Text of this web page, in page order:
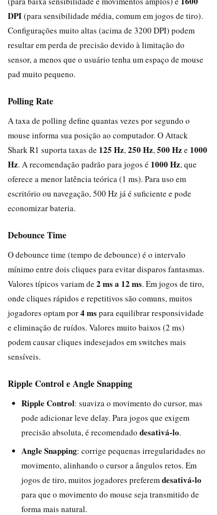
DPI(para sensibilidade média, comum em jogos de tiro).
Configurações muito altas (acima de 3200 DPI) podem
resultar em perda de precisão devido à limitação do
sensor, a menos que o usuário tenha um espaço de mouse
pad muito pequeno.
Polling Rate
A taxa de polling define quantas vezes por segundo o
mouse informa sua posição ao computador. O Attack
Shark R1 suporta taxas de 125 Hz, 250 Hz, 500 Hz e 1000
Hz. A recomendação padrão para jogos é 1000 Hz, que
oferece a menor latência teórica (1 ms). Para uso em
escritório ou navegação, 500 Hz já é suficiente e pode
economizar bateria.
Debounce Time
O debounce time (tempo de debounce) é o intervalo
mínimo entre dois cliques para evitar disparos fantasmas.
Valores típicos variam de 2 ms a 12 ms. Em jogos de tiro,
onde cliques rápidos e repetitivos são comuns, muitos
jogadores optam por4 ms para equilibrar responsividade
e eliminação de ruídos. Valores muito baixos (2 ms)
podem causar cliques indesejados em switches mais
sensíveis.
Ripple Control e Angle Snapping
Ripple Control: suaviza o movimento do cursor, mas
pode adicionar leve delay. Para jogos que exigem
precisão absoluta, é recomendado desativá-lo.
Angle Snapping: corrige pequenas irregularidades no
movimento, alinhando o cursor a ângulos retos. Em
jogos de tiro, muitos jogadores preferem desativá-lo
para que o movimento do mouse seja transmitido de
forma mais natural.